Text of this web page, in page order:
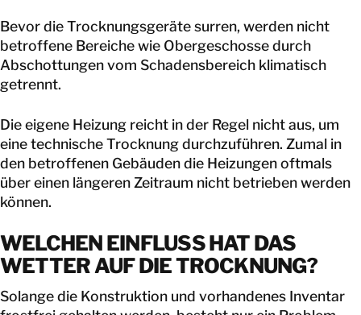
Bevor die Trocknungsgeräte surren, werden nicht
betroffene Bereiche wie Obergeschosse durch
Abschottungen vom Schadensbereich klimatisch
getrennt.
Die eigene Heizung reicht in der Regel nicht aus, um
eine technische Trocknung durchzuführen. Zumal in
den betroffenen Gebäuden die Heizungen oftmals
über einen längeren Zeitraum nicht betrieben werden
können.
WELCHEN EINFLUSS HAT DAS
WETTER AUF DIE TROCKNUNG?
Solange die Konstruktion und vorhandenes Inventar